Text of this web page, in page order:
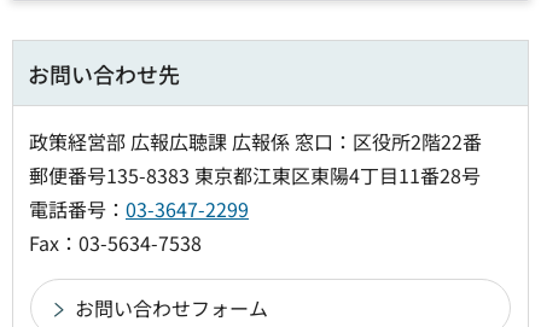
お問い合わせ先
政策経営部 広報広聴課 広報係 窓口：区役所2階22番
郵便番号135-8383 東京都江東区東陽4丁目11番28号
電話番号： 03-3647-2299
Fax：03-5634-7538